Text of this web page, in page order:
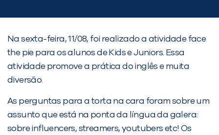
Na sexta-feira, 11/08, foi realizado a atividade face
the pie para os alunos de Kids e Juniors. Essa
atividade promove a prática do inglês e muita
diversão.
As perguntas para a torta na cara foram sobre um
assunto que está na ponta da língua da galera:
sobre influencers, streamers, youtubers etc! Os
PEÇA UMA DEMONSTRAÇÃO DE MÉTODO